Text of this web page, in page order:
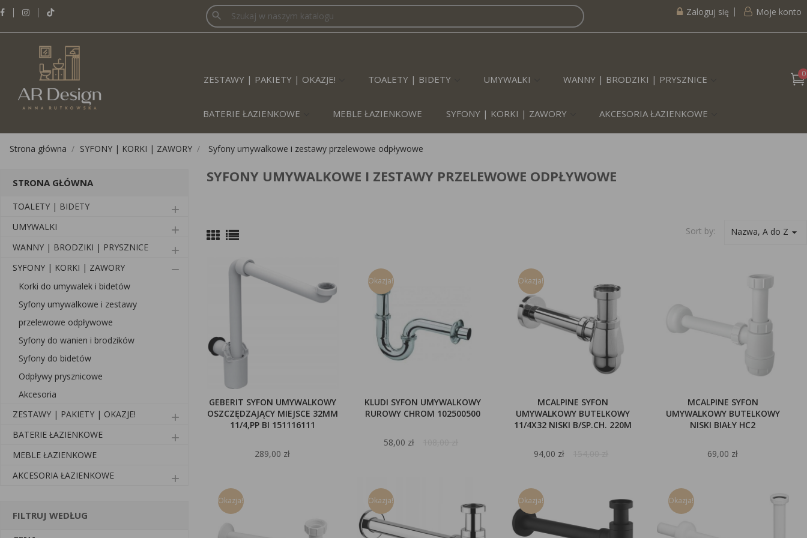
search Moje konto
Zaloguj się
0
ZESTAWY | PAKIETY | OKAZJE! TOALETY | BIDETY UMYWALKI WANNY | BRODZIKI | PRYSZNICE
BATERIE ŁAZIENKOWE MEBLE ŁAZIENKOWE SYFONY | KORKI | ZAWORY AKCESORIA ŁAZIENKOWE
Strona główna SYFONY | KORKI | ZAWORY Syfony umywalkowe i zestawy przelewowe odpływowe
STRONA GŁÓWNA
TOALETY | BIDETY add
UMYWALKI add
WANNY | BRODZIKI | PRYSZNICE add
SYFONY | KORKI | ZAWORY remove
Korki do umywalek i bidetów
Syfony umywalkowe i zestawy
przelewowe odpływowe
Syfony do wanien i brodzików
Syfony do bidetów
Odpływy prysznicowe
Akcesoria
ZESTAWY | PAKIETY | OKAZJE!
add
BATERIE ŁAZIENKOWE add
MEBLE ŁAZIENKOWE
AKCESORIA ŁAZIENKOWE
add
FILTRUJ WEDŁUG
SYFONY UMYWALKOWE I ZESTAWY PRZELEWOWE ODPŁYWOWE
Sort by: Nazwa, A do Z arrow_drop_down
GEBERIT SYFON UMYWALKOWY
OSZCZĘDZAJĄCY MIEJSCE 32MM
11/4,PP BI 151116111
289,00 zł
KLUDI SYFON UMYWALKOWY
RUROWY CHROM 102500500
58,00 zł
Okazja!
MCALPINE SYFON
UMYWALKOWY BUTELKOWY
11/4X32 NISKI B/SP.CH. 220M
94,00 zł
Okazja!
MCALPINE SYFON
UMYWALKOWY BUTELKOWY
NISKI BIAŁY HC2
69,00 zł
Okazja! Okazja! Okazja! Okazja!